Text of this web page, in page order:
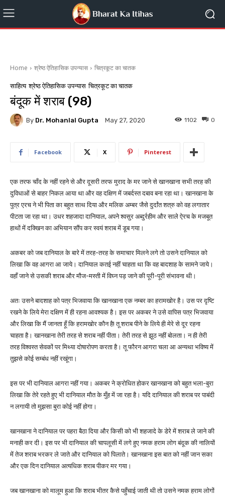
Home श्रेष्ठ ऐतिहासिक उपन्यास चित्रकूट का चातक
साहित्य श्रेष्ठ ऐतिहासिक उपन्यास चित्रकूट का चातक
बंदूक में शराब (98)
By Dr. Mohanlal Gupta May 27, 2020 0
1102
Facebook X Pinterest
एक तरफ चाँद के नहीं रहने से और दूसरी तरफ मुराद के मर जाने से खानखाना सभी तरह की
दुविधाओं से बाहर निकल आया था और वह दक्षिण में जबर्दस्त दबाव बना रहा था। खानखाना के
पुत्र एरच ने भी पिता का बहुत साथ दिया और मलिक अम्बर जैसे दुर्दांत शत्रु को वह लगातार
पीटता जा रहा था। उधर शहजादा दानियाल, अपने श्वसुर अब्दुर्रहीम और साले ऐरच के मजबूत
हाथों में दक्खिन का अभियान सौंप कर स्वयं शराब में डूब गया।
अकबर को जब दानियाल के बारे में तरह-तरह के समाचार मिलने लगे तो उसने दानियाल को
लिखा कि वह आगरा आ जाये। दानियाल कतई नहीं चाहता था कि वह बादशाह के सामने जाये।
वहाँ जाने से उसकी शराब और मौज-मस्ती में विघ्न पड़ जाने की पूरी-पूरी संभावना थी।
अतः उसने बादशाह को पत्र भिजवाया कि खानखाना एक नम्बर का हरामखोर है। उस पर दृष्टि
रखने के लिये मेरा दक्षिण में ही रहना आवश्यक है। इस पर अकबर ने उसे वापिस पत्र भिजवाया
और लिखा कि मैं जानता हूँ कि हरामखोर कौन है! तू शराब पीने के लिये ही मेरे से दूर रहना
चाहता है। खानखाना तेरी तरह से शराब नहीं पीता। तेरी तरह से झूठ नहीं बोलता। न ही तेरी
तरह विश्वस्त सेवकों पर मिथ्या दोषारोपण करता है। तू फौरन आगरा चला आ अन्यथा भविष्य में
तुझसे कोई सम्बंध नहीं रखूंगा।
इस पर भी दानियाल आगरा नहीं गया। अकबर ने क्रोधित होकर खानखाना को बहुत भला-बुरा
लिखा कि तेरे रहते हुए भी दानियाल मौत के मुँह में जा रहा है। यदि दानियाल की शराब पर पाबंदी
न लगायी तो मुझसा बुरा कोई नहीं होगा।
खानखाना ने दानियाल पर पहरा बैठा दिया और किसी को भी शहजादे के डेरे में शराब ले जाने की
मनाही कर दी। इस पर भी दानियाल की चापलूसी में लगे हुए नमक हराम लोग बंदूक की नालियों
में तेज शराब भरकर ले जाते और दानियाल को पिलाते। खानखाना इस बात को नहीं जान सका
और एक दिन दानियाल अत्यधिक शराब पीकर मर गया।
जब खानखाना को मालूम हुआ कि शराब भीतर कैसे पहुँचाई जाती थी तो उसने नमक हराम लोगों